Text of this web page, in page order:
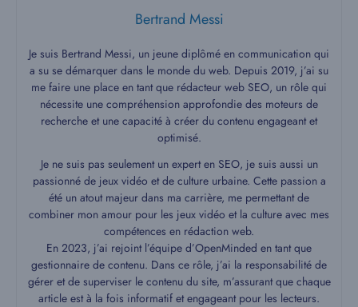
Bertrand Messi
Je suis Bertrand Messi, un jeune diplômé en communication qui
a su se démarquer dans le monde du web. Depuis 2019, j’ai su
me faire une place en tant que rédacteur web SEO, un rôle qui
nécessite une compréhension approfondie des moteurs de
recherche et une capacité à créer du contenu engageant et
optimisé.
Je ne suis pas seulement un expert en SEO, je suis aussi un
passionné de jeux vidéo et de culture urbaine. Cette passion a
été un atout majeur dans ma carrière, me permettant de
combiner mon amour pour les jeux vidéo et la culture avec mes
compétences en rédaction web.
En 2023, j’ai rejoint l’équipe d’OpenMinded en tant que
gestionnaire de contenu. Dans ce rôle, j’ai la responsabilité de
gérer et de superviser le contenu du site, m’assurant que chaque
article est à la fois informatif et engageant pour les lecteurs.